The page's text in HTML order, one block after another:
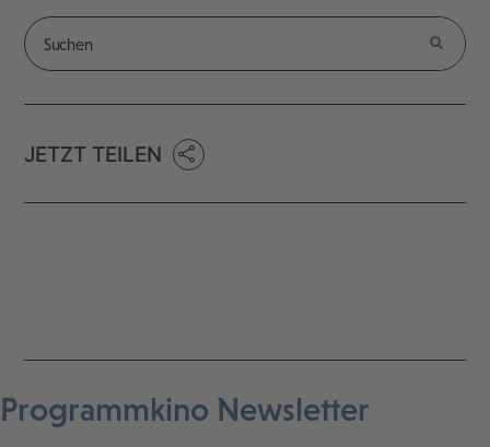
JETZT TEILEN
Programmkino Newsletter